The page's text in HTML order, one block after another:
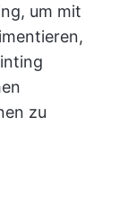
um mit
zu